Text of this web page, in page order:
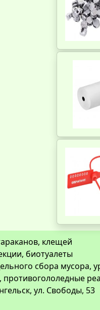
клещей
биотуалеты
сбора мусора,
противогололедные
ул. Свободы, 53